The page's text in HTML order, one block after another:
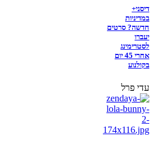
דיסני+
במדיניות
חדשה? סרטים
יעברו
לסטרימינג
אחרי 45 יום
בקולנוע
עדי פרל